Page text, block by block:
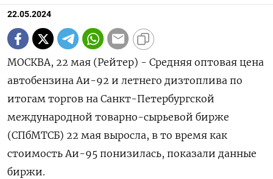
22.05.2024
МОСКВА, 22 мая (Рейтер) - Средняя оптовая цена
автобензина Аи-92 и летнего дизтоплива по
итогам торгов на Санкт-Петербургской
международной товарно-сырьевой бирже
(СПбМТСБ) 22 мая выросла, в то время как
стоимость Аи-95 понизилась, показали данные
биржи.